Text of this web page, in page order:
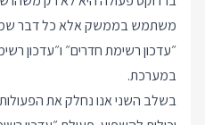
משתמש בממשק אלא כל דבר
״עדכון רשימת חדרים״ ו״עדכון
במערכת.
בשלב השני אנו נחלק את